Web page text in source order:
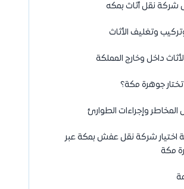
شركة نقل أثاث بمكه
وتغليف الأثاث
داخل وخارج المملكة
تختار جوهرة مكة؟
المخاطر وإجراءات الطوارئ
اختيار شركة نقل عفش بمكة عبر
مكة